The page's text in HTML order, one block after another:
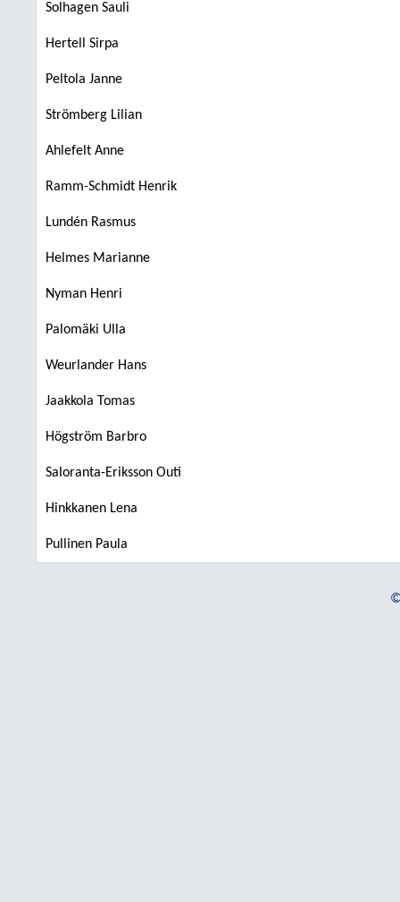
Solhagen Sauli
Hertell Sirpa
Peltola Janne
Strömberg Lilian
Ahlefelt Anne
Ramm-Schmidt Henrik
Lundén Rasmus
Helmes Marianne
Nyman Henri
Palomäki Ulla
Weurlander Hans
Jaakkola Tomas
Högström Barbro
Saloranta-Eriksson Outi
Hinkkanen Lena
Pullinen Paula